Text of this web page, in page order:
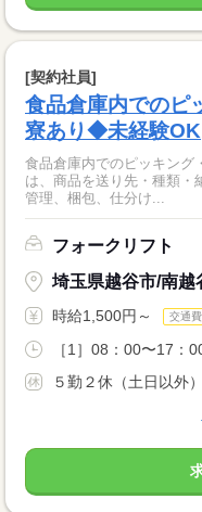
[契約社員]
食品倉庫内でのピ
寮あり◆未経験OK
食品倉庫内でのピッキング
は、商品を送り先・種類・
管理、梱包、仕分け...
フォークリフト
埼玉県越谷市/南越
時給1,500円～ 交通
［1］08：00〜17：
５勤２休（土日以外